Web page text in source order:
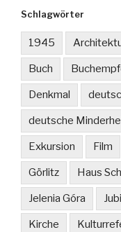
Schlagwörter
1945
Buch
Denkmal
deutsche
Exkursion Film
Görlitz Haus
Jelenia Góra
Kirche